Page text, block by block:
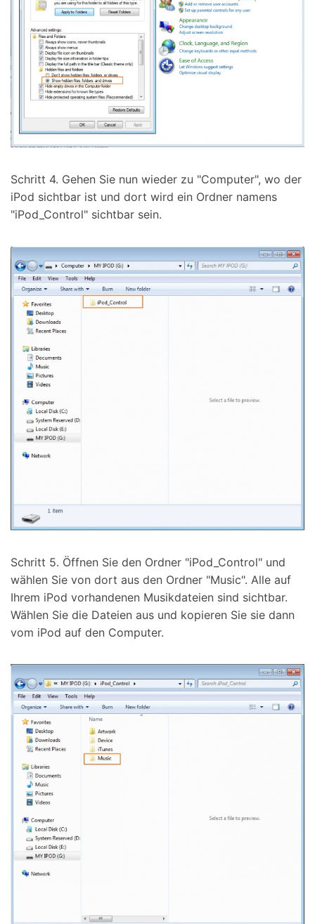
Schritt 4. Gehen Sie nun wieder zu "Computer", wo der
iPod sichtbar ist und dort wird ein Ordner namens
"iPod_Control" sichtbar sein.
Schritt 5. Öffnen Sie den Ordner "iPod_Control" und
wählen Sie von dort aus den Ordner "Music". Alle auf
Ihrem iPod vorhandenen Musikdateien sind sichtbar.
Wählen Sie die Dateien aus und kopieren Sie sie dann
vom iPod auf den Computer.